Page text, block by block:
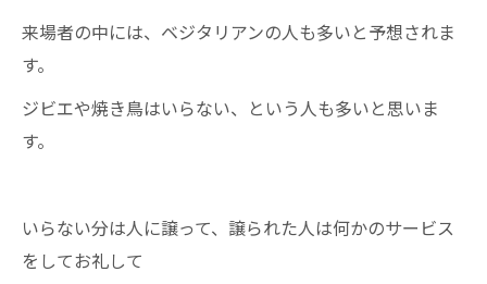
来場者の中には、ベジタリアンの人も多いと予想されま
す。
ジビエや焼き鳥はいらない、という人も多いと思いま
す。
いらない分は人に譲って、譲られた人は何かのサービス
をしてお礼して